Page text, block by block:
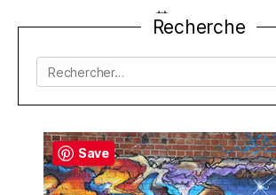
Date
de
31 juillet 2013
Recherche
Rechercher :
Save